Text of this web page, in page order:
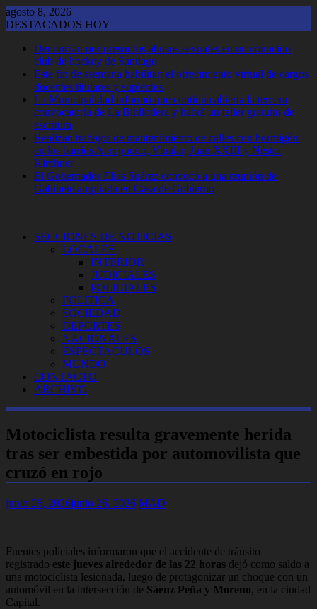
Saltar
al
agosto 8, 2026
DESTACADOS HOY
Denuncian por presuntos abusos sexuales en un conocido
club de hockey de Santiago
Este fin de ssemana habilitan el ofrecimiento virtual de cargos
docentes titulares y suplentes
La Municipalidad informó que continúa abierta la tercera
convocatoria de La Bibliodera y habrá un taller gratuito de
escritura
Realizan trabajos de mantenimiento de calles con hormigón
en los barrios Aeropuerto, Vinalar, Juan XXIII y Néstor
Kirchner
El Gobernador Elias Suárez convocó a una reunión de
Gabinete ampliada en Casa de Gobierno
SECCIONES DE NOTICIAS
LOCALES
INTERIOR
JUDICIALES
POLICIALES
POLITICA
SOCIEDAD
DEPORTES
NACIONALES
ESPECTACULOS
MUNDO
CONTACTO
ARCHIVO
Motociclista resulta gravemente herida
tras ser embestida por automovilista que
cruzó en rojo
junio 26, 2026junio 26, 2026 MAD
Fuentes policiales informaron que el accidente de tránsito
registrado este jueves alrededor de las 22 horas dejó como saldo a
una motociclista lesionada, luego de protagonizar un choque con un
automóvil en la intersección de Sáenz Peña y Moreno, en la ciudad
Capital.